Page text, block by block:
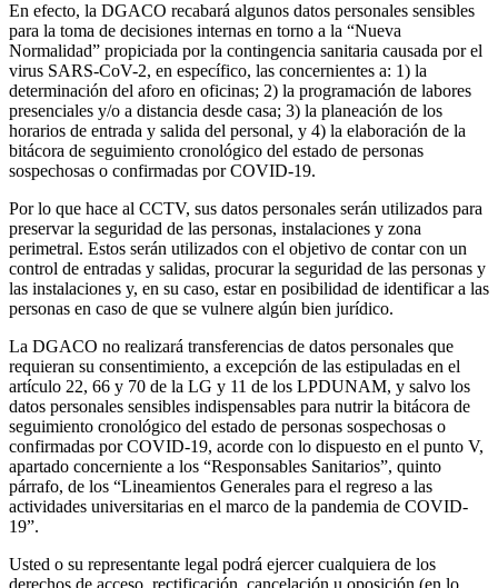
En efecto, la DGACO recabará algunos datos personales sensibles
para la toma de decisiones internas en torno a la “Nueva
Normalidad” propiciada por la contingencia sanitaria causada por el
virus SARS-CoV-2, en específico, las concernientes a: 1) la
determinación del aforo en oficinas; 2) la programación de labores
presenciales y/o a distancia desde casa; 3) la planeación de los
horarios de entrada y salida del personal, y 4) la elaboración de la
bitácora de seguimiento cronológico del estado de personas
sospechosas o confirmadas por COVID-19.
Por lo que hace al CCTV, sus datos personales serán utilizados para
preservar la seguridad de las personas, instalaciones y zona
perimetral. Estos serán utilizados con el objetivo de contar con un
control de entradas y salidas, procurar la seguridad de las personas y
las instalaciones y, en su caso, estar en posibilidad de identificar a las
personas en caso de que se vulnere algún bien jurídico.
La DGACO no realizará transferencias de datos personales que
requieran su consentimiento, a excepción de las estipuladas en el
artículo 22, 66 y 70 de la LG y 11 de los LPDUNAM, y salvo los
datos personales sensibles indispensables para nutrir la bitácora de
seguimiento cronológico del estado de personas sospechosas o
confirmadas por COVID-19, acorde con lo dispuesto en el punto V,
apartado concerniente a los “Responsables Sanitarios”, quinto
párrafo, de los “Lineamientos Generales para el regreso a las
actividades universitarias en el marco de la pandemia de COVID-
19”.
Usted o su representante legal podrá ejercer cualquiera de los